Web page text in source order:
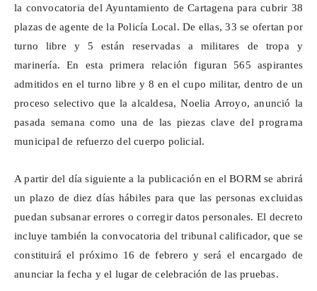
la convocatoria del Ayuntamiento de Cartagena para cubrir 38
plazas de agente de la Policía Local. De ellas, 33 se ofertan por
turno libre y 5 están reservadas a militares de tropa y
marinería. En esta primera relación figuran 565 aspirantes
admitidos en el turno libre y 8 en el cupo militar, dentro de un
proceso selectivo que la alcaldesa, Noelia Arroyo, anunció la
pasada semana como una de las piezas clave del programa
municipal de refuerzo del cuerpo policial.
A partir del día siguiente a la publicación en el BORM se abrirá
un plazo de diez días hábiles para que las personas excluidas
puedan subsanar errores o corregir datos personales. El decreto
incluye también la convocatoria del tribunal calificador, que se
constituirá el próximo 16 de febrero y será el encargado de
anunciar la fecha y el lugar de celebración de las pruebas.